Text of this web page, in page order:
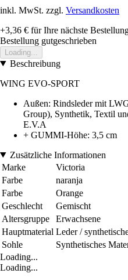
inkl. MwSt. zzgl. Versandkosten
+3,36 € für Ihre nächste
Bestellung gutgeschrieben
Loading...
Beschreibung
WING EVO-SPORT
Außen: Rindsleder mit
Group), Synthetik, Textil
E.V.A
+ GUMMI-Höhe: 3,5 cm
Zusätzliche Informationen
Marke
Victoria
Farbe
naranja
Farbe
Orange
Geschlecht
Gemischt
Altersgruppe
Erwachsene
Hauptmaterial Leder /
Sohle
Synthetisches
Loading...
Loading...